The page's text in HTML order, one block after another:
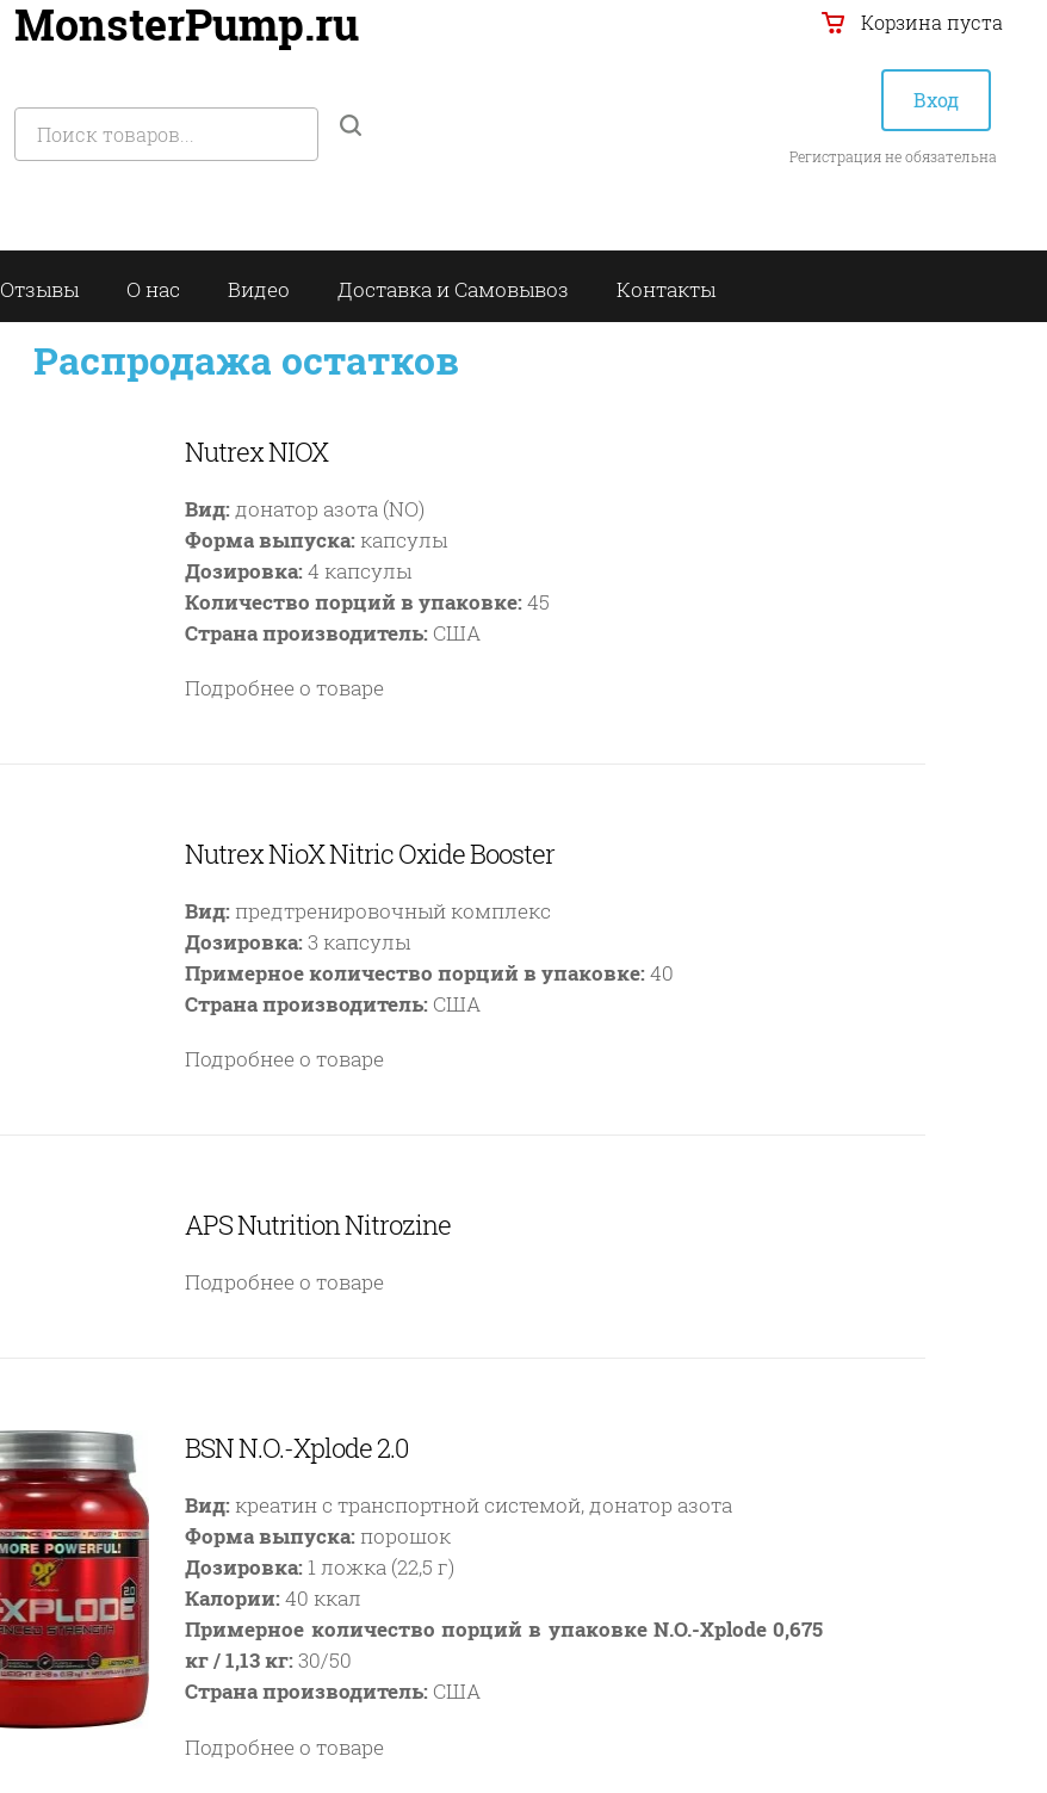
MonsterPump.ru Корзина пуста
Вход
Регистрация не обязательна
Отзывы О нас Видео Доставка и Самовывоз Контакты
Распродажа остатков
Nutrex NIOX
Вид:донатор азота (NO)
Форма выпуска: капсулы
Дозировка:4 капсулы
Количество порций в упаковке:45
Страна производитель: США
Подробнее о товаре
Nutrex NioX Nitric Oxide Booster
Вид: предтренировочный комплекс
Дозировка:3 капсулы
Примерное количество порций в упаковке:40
Страна производитель: США
Подробнее о товаре
APS Nutrition Nitrozine
Подробнее о товаре
BSN N.O.-Xplode 2.0
Вид: креатин с транспортной системой, донатор азота
Форма выпуска: порошок
Дозировка: 1 ложка (22,5 г)
Калории:40 ккал
Примерное количество порций в упаковке N.O.-Xplode 0,675
кг / 1,13 кг:30/50
Страна производитель: США
Подробнее о товаре